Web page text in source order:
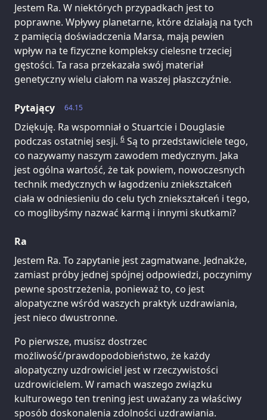
Jestem Ra. W niektórych przypadkach jest to
poprawne. Wpływy planetarne, które działają na tych
z pamięcią doświadczenia Marsa, mają pewien
wpływ na te fizyczne kompleksy cielesne trzeciej
gęstości. Ta rasa przekazała swój materiał
genetyczny wielu ciałom na waszej płaszczyźnie.
64.15
Pytający
Dziękuję. Ra wspomniał o Stuartcie i Douglasie
podczas ostatniej sesji. 6 Są to przedstawiciele tego,
co nazywamy naszym zawodem medycznym. Jaka
jest ogólna wartość, że tak powiem, nowoczesnych
technik medycznych w łagodzeniu zniekształceń
ciała w odniesieniu do celu tych zniekształceń i tego,
co moglibyśmy nazwać karmą i innymi skutkami?
Ra
Jestem Ra. To zapytanie jest zagmatwane. Jednakże,
zamiast próby jednej spójnej odpowiedzi, poczynimy
pewne spostrzeżenia, ponieważ to, co jest
alopatyczne wśród waszych praktyk uzdrawiania,
jest nieco dwustronne.
Po pierwsze, musisz dostrzec
możliwość/prawdopodobieństwo, że każdy
alopatyczny uzdrowiciel jest w rzeczywistości
uzdrowicielem. W ramach waszego związku
kulturowego ten trening jest uważany za właściwy
sposób doskonalenia zdolności uzdrawiania.